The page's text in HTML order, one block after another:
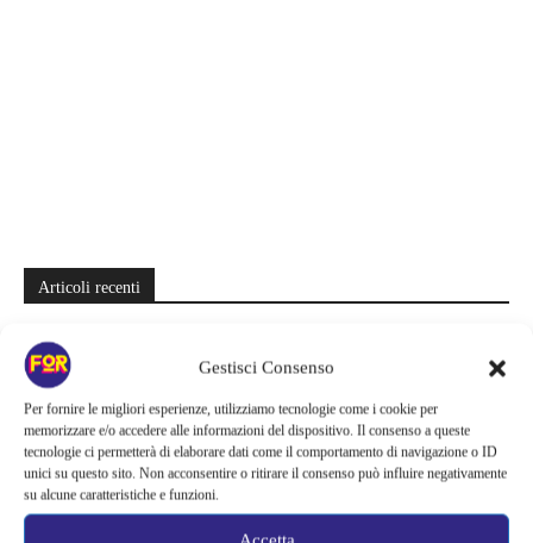
Gestisci Consenso
Per fornire le migliori esperienze, utilizziamo tecnologie come i cookie per
memorizzare e/o accedere alle informazioni del dispositivo. Il consenso a queste
tecnologie ci permetterà di elaborare dati come il comportamento di navigazione o ID
unici su questo sito. Non acconsentire o ritirare il consenso può influire negativamente
su alcune caratteristiche e funzioni.
Articoli recenti
lavoro sul sequel: cosa manca per far partire il film
Sky e NOW svelano le uscite di agosto 2026 | Serie, film e
documentari in arrivo: i titoli da non perdere
Spider-Man: Brand New Day riapre una vecchia ferita | Il finale
alimenta una nuova teoria: il dettaglio che coinvolge i due più amati